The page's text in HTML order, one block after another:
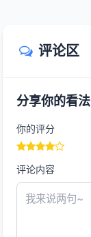
评论区
分享你的看法
你的评分
评论内容